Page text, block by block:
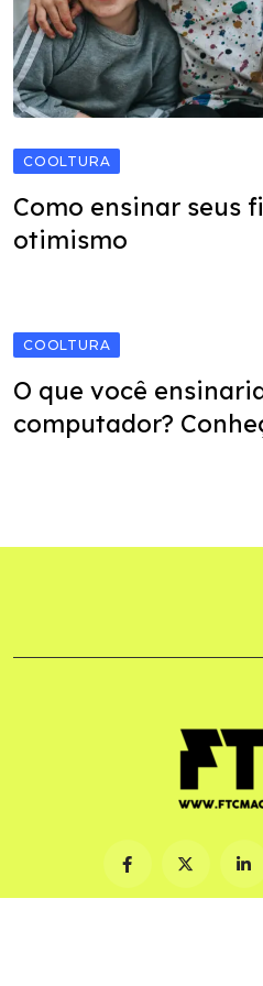
COOLTURA
Como ensinar seus
otimismo
COOLTURA
O que você
computador?